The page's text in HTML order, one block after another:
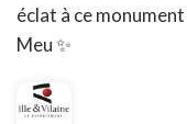
éclat à ce
Meu ✨